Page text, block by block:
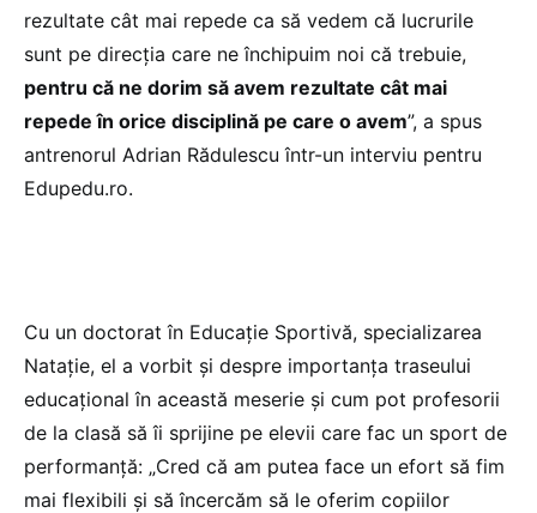
rezultate cât mai repede ca să vedem că lucrurile
sunt pe direcția care ne închipuim noi că trebuie,
pentru că ne dorim să avem rezultate cât mai
repede în orice disciplină pe care o avem”, a spus
antrenorul Adrian Rădulescu într-un interviu pentru
Edupedu.ro.
Cu un doctorat în Educație Sportivă, specializarea
Natație, el a vorbit și despre importanța traseului
educațional în această meserie și cum pot profesorii
de la clasă să îi sprijine pe elevii care fac un sport de
performanță: „Cred că am putea face un efort să fim
mai flexibili și să încercăm să le oferim copiilor